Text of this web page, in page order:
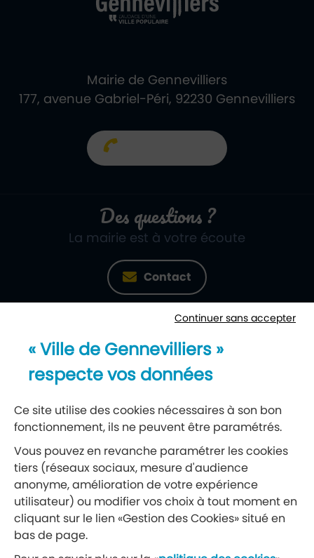
Mairie de Gennevilliers
177, avenue Gabriel-Péri, 92230 Gennevilliers
Des questions ?
La mairie est à votre écoute
Contact
Newsletter
Réseaux sociaux
Suivez-nous
Retrouvez nous sur Facebook
Continuer sans accepter
« Ville de Gennevilliers »
respecte vos données
Ce site utilise des cookies nécessaires à son bon
fonctionnement, ils ne peuvent être paramétrés.
Vous pouvez en revanche paramétrer les cookies
tiers (réseaux sociaux, mesure d'audience
anonyme, amélioration de votre expérience
utilisateur) ou modifier vos choix à tout moment en
cliquant sur le lien «Gestion des Cookies» situé en
bas de page.